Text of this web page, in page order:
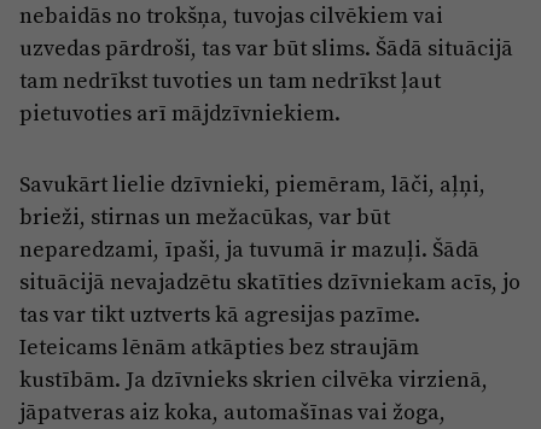
nebaidās no trokšņa, tuvojas cilvēkiem vai
uzvedas pārdroši, tas var būt slims. Šādā situācijā
tam nedrīkst tuvoties un tam nedrīkst ļaut
pietuvoties arī mājdzīvniekiem.
Savukārt lielie dzīvnieki, piemēram, lāči, aļņi,
brieži, stirnas un mežacūkas, var būt
neparedzami, īpaši, ja tuvumā ir mazuļi. Šādā
situācijā nevajadzētu skatīties dzīvniekam acīs, jo
tas var tikt uztverts kā agresijas pazīme.
Ieteicams lēnām atkāpties bez straujām
kustībām. Ja dzīvnieks skrien cilvēka virzienā,
jāpatveras aiz koka, automašīnas vai žoga,